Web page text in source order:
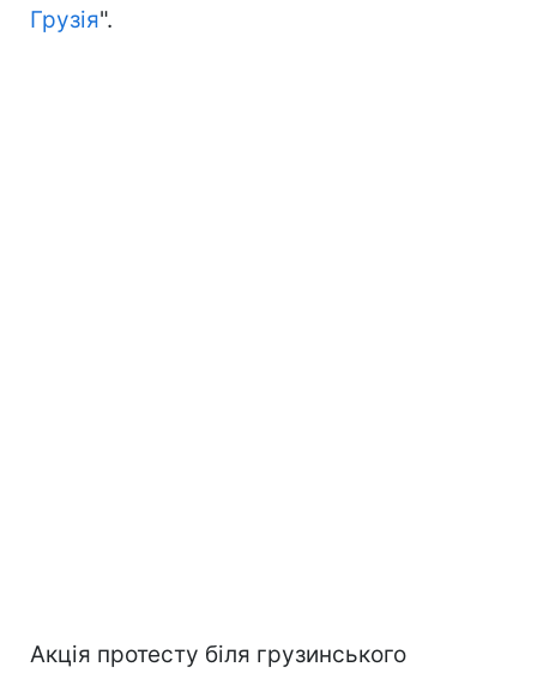
Грузія".
Акція протесту біля грузинського